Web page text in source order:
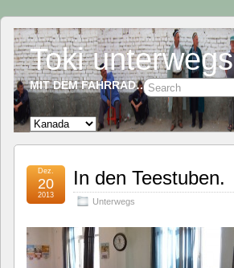
Toki unterwegs
MIT DEM FAHRRAD…
In den Teestuben.
Unterwegs
Dez.
20
2013